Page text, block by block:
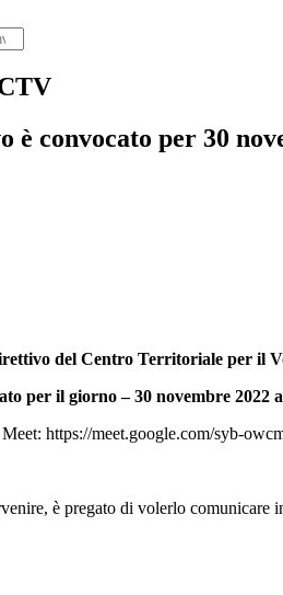
convocato per 30
del Centro Territoriale per il
per il giorno – 30 novembre 2022
https://meet.google.com/syb-
è pregato di volerlo comunicare